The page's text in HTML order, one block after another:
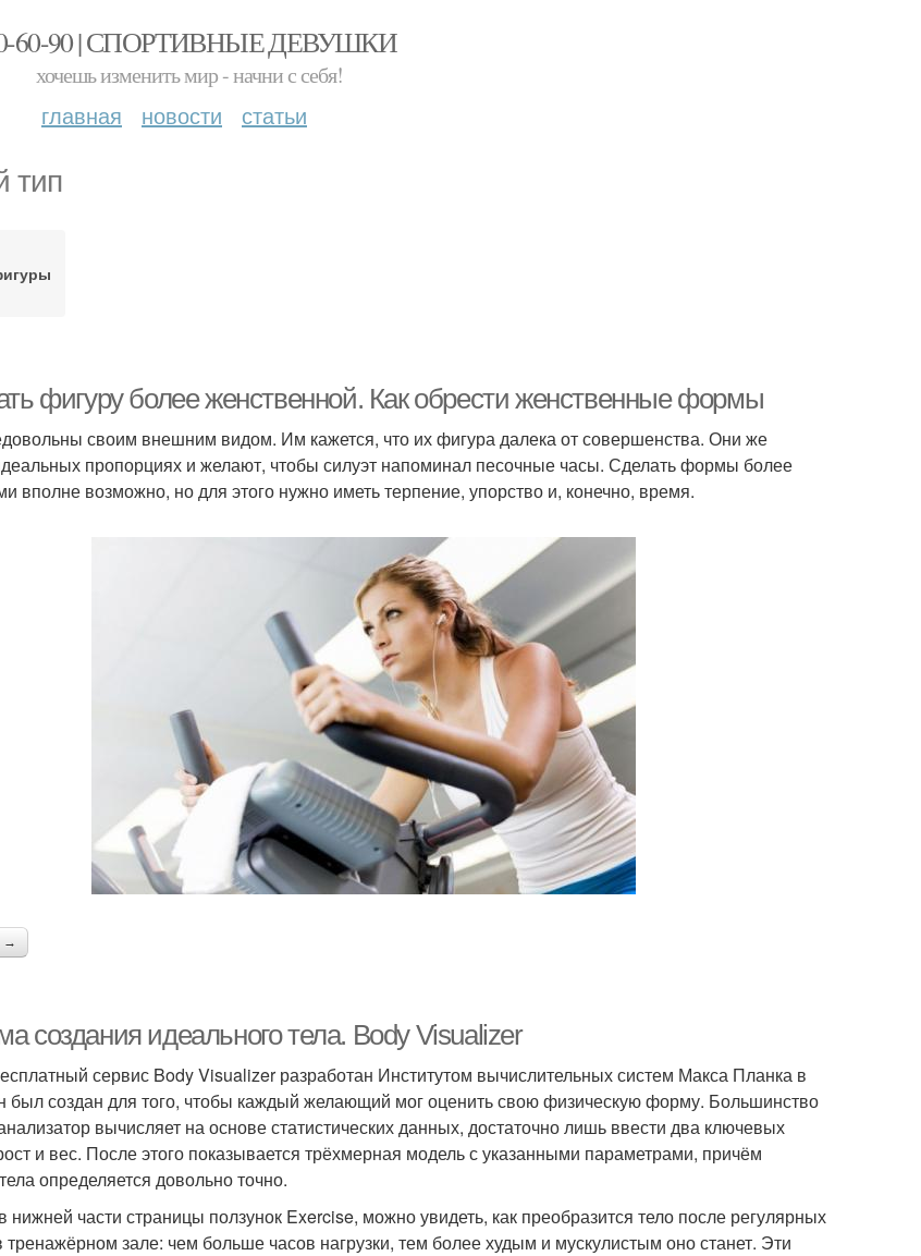
60-90 | СПОРТИВНЫЕ ДЕВУШКИ
хочешь изменить мир - начни с себя!
главная новости статьи
тип
фигуру более женственной. Как обрести женственные формы
своим внешним видом. Им кажется, что их фигура далека от совершенства. Они же
пропорциях и желают, чтобы силуэт напоминал песочные часы. Сделать формы более
вполне возможно, но для этого нужно иметь терпение, упорство и, конечно, время.
→
создания идеального тела. Body Visualizer
сервис Body Visualizer разработан Институтом вычислительных систем Макса Планка в
был создан для того, чтобы каждый желающий мог оценить свою физическую форму. Большинство
вычисляет на основе статистических данных, достаточно лишь ввести два ключевых
и вес. После этого показывается трёхмерная модель с указанными параметрами, причём
определяется довольно точно.
нижней части страницы ползунок Exercise, можно увидеть, как преобразится тело после регулярных
тренажёрном зале: чем больше часов нагрузки, тем более худым и мускулистым оно станет. Эти